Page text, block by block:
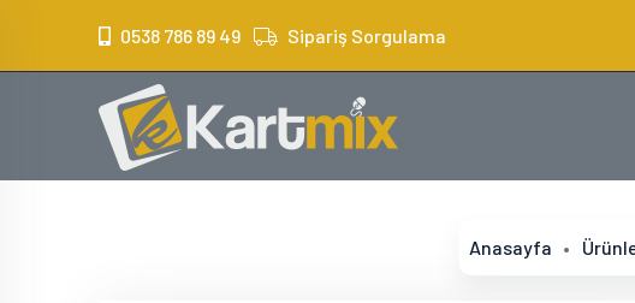
0538 786 89 49 Sipariş Sorgulama
Anasayfa